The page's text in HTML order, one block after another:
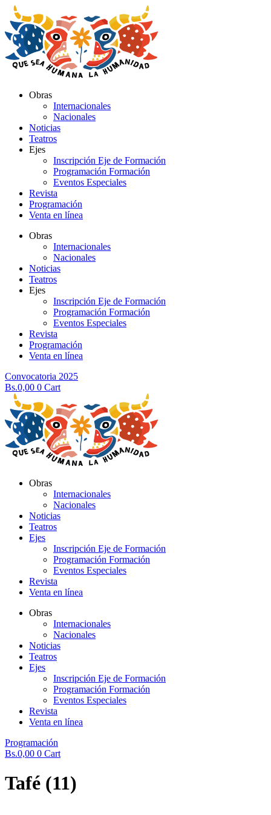
al
contenido
Obras
Internacionales
Nacionales
Noticias
Teatros
Ejes
Inscripción Eje de Formación
Programación Formación
Eventos Especiales
Revista
Programación
Venta en línea
Obras
Internacionales
Nacionales
Noticias
Teatros
Ejes
Inscripción Eje de Formación
Programación Formación
Eventos Especiales
Revista
Programación
Venta en línea
Convocatoria 2025
Bs.0,00 0 Cart
Obras
Internacionales
Nacionales
Noticias
Teatros
Ejes
Inscripción Eje de Formación
Programación Formación
Eventos Especiales
Revista
Venta en línea
Obras
Internacionales
Nacionales
Noticias
Teatros
Ejes
Inscripción Eje de Formación
Programación Formación
Eventos Especiales
Revista
Venta en línea
Programación
Bs.0,00 0 Cart
Tafé (11)